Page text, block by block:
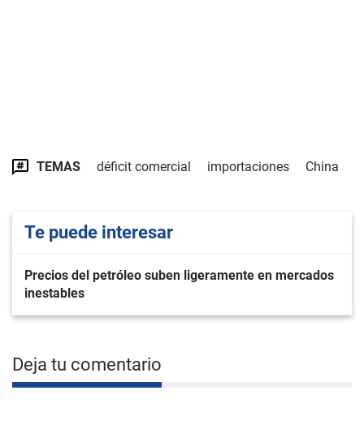
TEMAS déficit comercial importaciones China
Te puede interesar
Precios del petróleo suben ligeramente en mercados
inestables
Deja tu comentario